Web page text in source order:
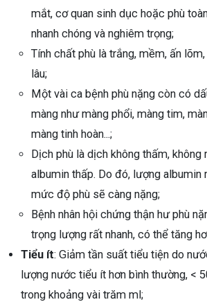
mắt, cơ quan sinh dục hoặc phù
nhanh chóng và nghiêm trọng;
Tính chất phù là trắng, mềm, ấn
lâu;
Một vài ca bệnh phù nặng còn có
màng như màng phổi, màng tim,
màng tinh hoàn...;
Dịch phù là dịch không thấm, không
albumin thấp. Do đó, lượng albumin
mức độ phù sẽ càng nặng;
Bệnh nhân hội chứng thận hư phù
trọng lượng rất nhanh, có thể tăng
Tiểu ít: Giảm tần suất tiểu tiện do
lượng nước tiểu ít hơn bình thường, <
trong khoảng vài trăm ml;